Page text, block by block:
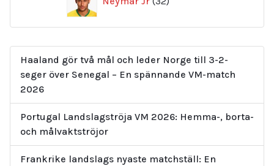
produkter
Haaland gör två mål och leder Norge till 3-2-
seger över Senegal – En spännande VM-match
2026
Portugal Landslagströja VM 2026: Hemma-, borta-
och målvaktströjor
Frankrike landslags nyaste matchställ: En